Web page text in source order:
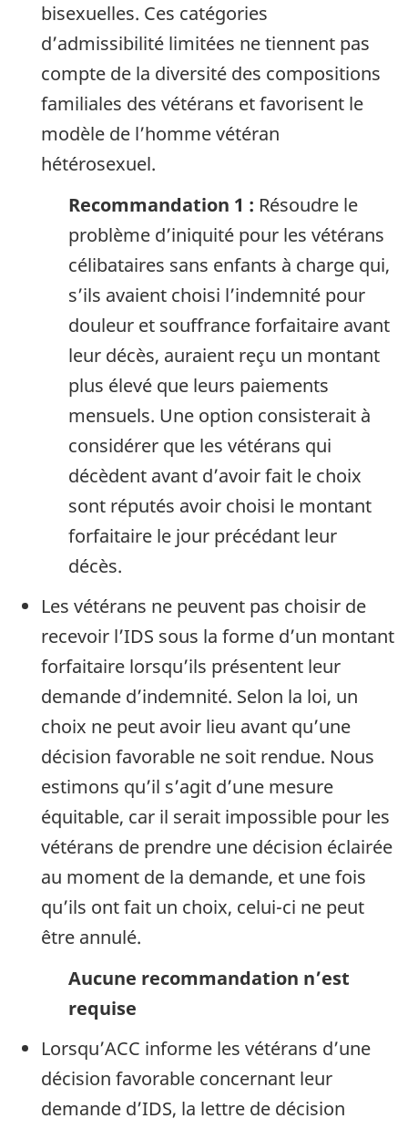
bisexuelles. Ces catégories
d’admissibilité limitées ne tiennent pas
compte de la diversité des compositions
familiales des vétérans et favorisent le
modèle de l’homme vétéran
hétérosexuel.
Recommandation 1 : Résoudre le
problème d’iniquité pour les vétérans
célibataires sans enfants à charge qui,
s’ils avaient choisi l’indemnité pour
douleur et souffrance forfaitaire avant
leur décès, auraient reçu un montant
plus élevé que leurs paiements
mensuels. Une option consisterait à
considérer que les vétérans qui
décèdent avant d’avoir fait le choix
sont réputés avoir choisi le montant
forfaitaire le jour précédant leur
décès.
Les vétérans ne peuvent pas choisir de
recevoir l’IDS sous la forme d’un montant
forfaitaire lorsqu’ils présentent leur
demande d’indemnité. Selon la loi, un
choix ne peut avoir lieu avant qu’une
décision favorable ne soit rendue. Nous
estimons qu’il s’agit d’une mesure
équitable, car il serait impossible pour les
vétérans de prendre une décision éclairée
au moment de la demande, et une fois
qu’ils ont fait un choix, celui-ci ne peut
être annulé.
Aucune recommandation n’est
requise
Lorsqu’ACC informe les vétérans d’une
décision favorable concernant leur
demande d’IDS, la lettre de décision